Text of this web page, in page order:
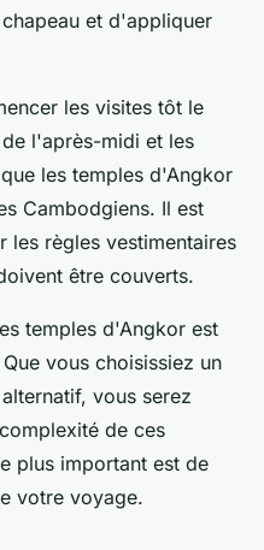
et d'appliquer
les visites tôt le
l'après-midi et les
les temples d'Angkor
Cambodgiens. Il est
les règles vestimentaires
être couverts.
temples d'Angkor est
vous choisissiez un
vous serez
de ces
plus important est de
votre voyage.